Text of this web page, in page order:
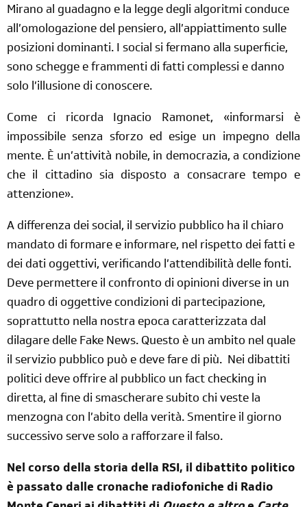
Mirano al guadagno e la legge degli algoritmi conduce
all’omologazione del pensiero, all’appiattimento sulle
posizioni dominanti. I social si fermano alla superficie,
sono schegge e frammenti di fatti complessi e danno
solo l’illusione di conoscere.
Come ci ricorda Ignacio Ramonet, «informarsi è
impossibile senza sforzo ed esige un impegno della
mente. È un’attività nobile, in democrazia, a condizione
che il cittadino sia disposto a consacrare tempo e
attenzione».
A differenza dei social, il servizio pubblico ha il chiaro
mandato di formare e informare, nel rispetto dei fatti e
dei dati oggettivi, verificando l’attendibilità delle fonti.
Deve permettere il confronto di opinioni diverse in un
quadro di oggettive condizioni di partecipazione,
soprattutto nella nostra epoca caratterizzata dal
dilagare delle Fake News. Questo è un ambito nel quale
il servizio pubblico può e deve fare di più. Nei dibattiti
politici deve offrire al pubblico un fact checking in
diretta, al fine di smascherare subito chi veste la
menzogna con l’abito della verità. Smentire il giorno
successivo serve solo a rafforzare il falso.
Nel corso della storia della RSI, il dibattito politico
è passato dalle cronache radiofoniche di Radio